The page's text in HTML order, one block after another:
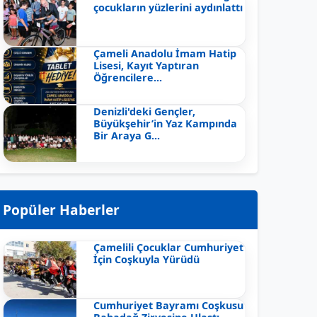
çocukların yüzlerini aydınlattı
Çameli Anadolu İmam Hatip
Lisesi, Kayıt Yaptıran
Öğrencilere...
Denizli'deki Gençler,
Büyükşehir’in Yaz Kampında
Bir Araya G...
Popüler Haberler
Çamelili Çocuklar Cumhuriyet
İçin Coşkuyla Yürüdü
Cumhuriyet Bayramı Coşkusu